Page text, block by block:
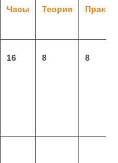
Часы Теория
16 8 8